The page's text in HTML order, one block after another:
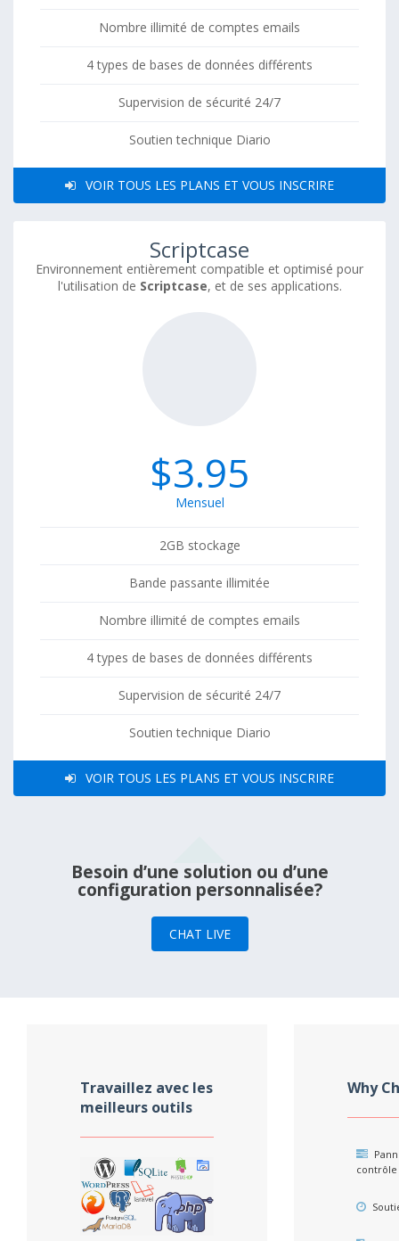
Nombre illimité de comptes emails
4 types de bases de données différents
Supervision de sécurité 24/7
Soutien technique Diario
VOIR TOUS LES PLANS ET VOUS INSCRIRE
Scriptcase
Environnement entièrement compatible et optimisé pour
l'utilisation de Scriptcase, et de ses applications.
$3.95
Mensuel
2GB stockage
Bande passante illimitée
Nombre illimité de comptes emails
4 types de bases de données différents
Supervision de sécurité 24/7
Soutien technique Diario
VOIR TOUS LES PLANS ET VOUS INSCRIRE
Besoin d’une solution ou d’une
configuration personnalisée?
CHAT LIVE
Travaillez avec les
meilleurs outils
Why